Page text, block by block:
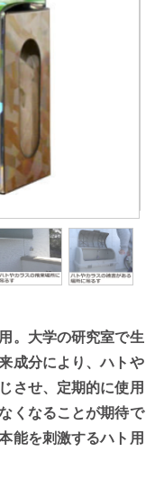
。大学の研究室で生
成分により、ハトや
させ、定期的に使用
くなることが期待で
能を刺激するハト用